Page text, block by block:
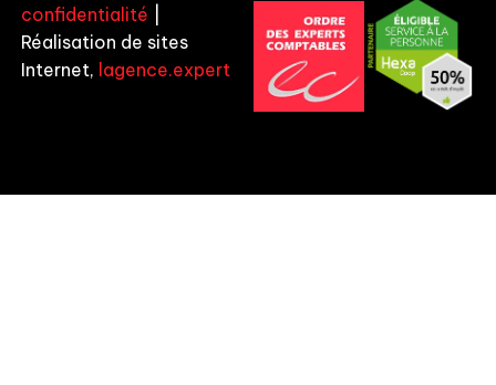
confidentialité
Réalisation de sites
Internet, lagence.expert